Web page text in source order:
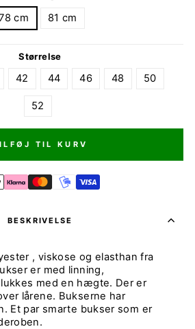
cm 81 cm
Størrelse
42 44 46 48 50
52
TIL KURV
BESKRIVELSE
, viskose og elasthan fra
er med linning,
med en hægte. Der er
lårene. Bukserne har
Et par smarte bukser som er